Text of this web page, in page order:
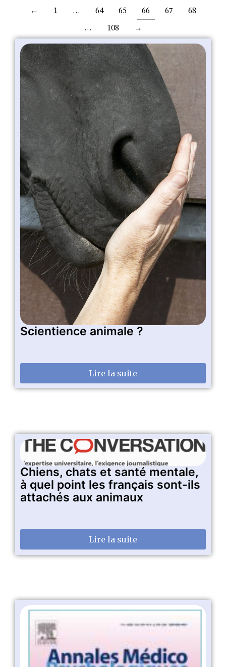
← 1 … 64 65 66 67 68
… 108 →
Scientience animale ?
Lire la suite
Chiens, chats et santé mentale,
à quel point les français sont-ils
attachés aux animaux
Lire la suite